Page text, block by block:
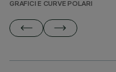
GRAFICI E CURVE POLARI